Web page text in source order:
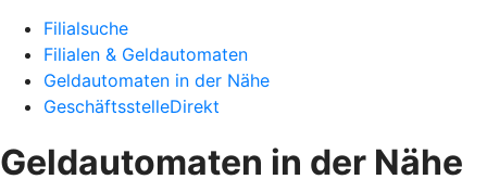
Filialsuche
Filialen & Geldautomaten
Geldautomaten in der Nähe
GeschäftsstelleDirekt
Geldautomaten in der Nähe